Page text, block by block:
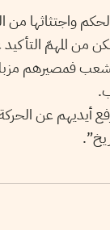
واجتثاثها من
المهمّ
فمصيرهم
أيديهم عن